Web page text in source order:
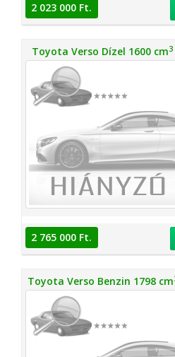
2 023 000 Ft.
Toyota Verso Dízel 1600 cm3
2 765 000 Ft.
Toyota Verso Benzin 1798 cm